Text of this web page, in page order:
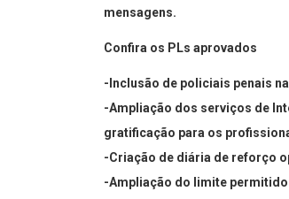
mensagens.
Confira os PLs aprovados
-Inclusão de policiais penais
-Ampliação dos serviços de
gratificação para os
-Criação de diária de reforço
-Ampliação do limite